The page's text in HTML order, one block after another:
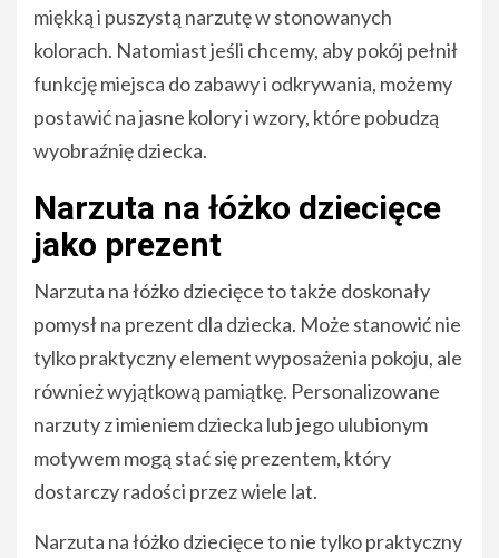
miękką i puszystą narzutę w stonowanych
kolorach. Natomiast jeśli chcemy, aby pokój pełnił
funkcję miejsca do zabawy i odkrywania, możemy
postawić na jasne kolory i wzory, które pobudzą
wyobraźnię dziecka.
Narzuta na łóżko dziecięce
jako prezent
Narzuta na łóżko dziecięce to także doskonały
pomysł na prezent dla dziecka. Może stanowić nie
tylko praktyczny element wyposażenia pokoju, ale
również wyjątkową pamiątkę. Personalizowane
narzuty z imieniem dziecka lub jego ulubionym
motywem mogą stać się prezentem, który
dostarczy radości przez wiele lat.
Narzuta na łóżko dziecięce to nie tylko praktyczny